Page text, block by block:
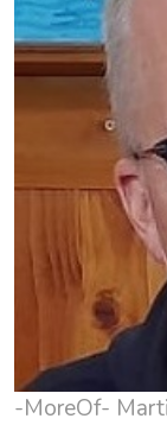
-MoreOf-